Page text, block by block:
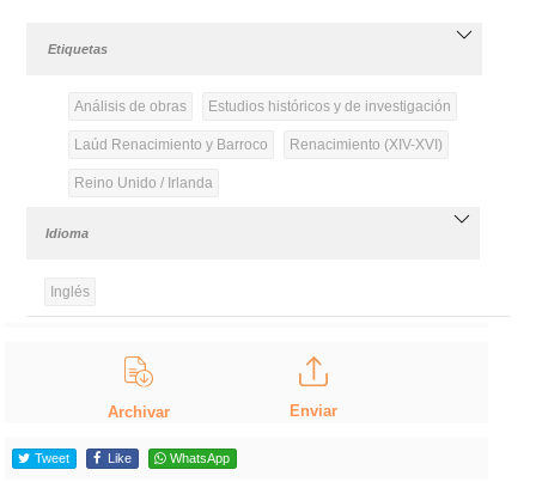
Etiquetas
Análisis de obras Estudios históricos y de investigación
Laúd Renacimiento y Barroco Renacimiento (XIV-XVI)
Reino Unido / Irlanda
Idioma
Inglés
Archivar Enviar
Tweet Like WhatsApp